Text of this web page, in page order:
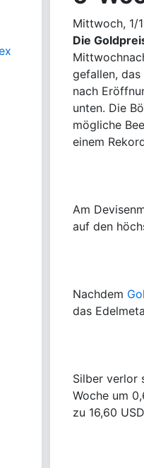
Mittwoch, 1/
Die
gefallen,
nach
unten. Die
mögliche
einem
Am
auf den
Nachdem
das
Silber verlor
Woche um
zu 16,60